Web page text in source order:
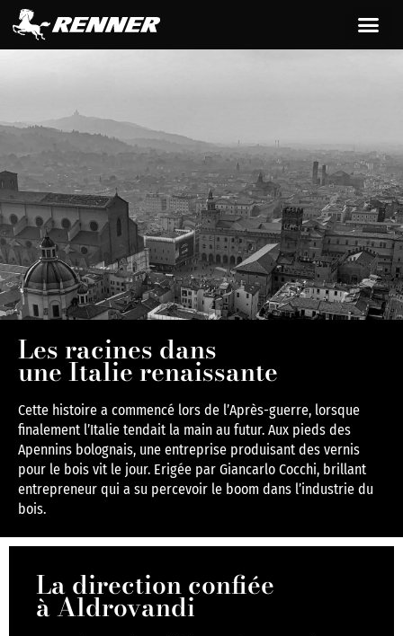
principal
Les racines dans
une Italie renaissante
Cette histoire a commencé lors de l’Après-guerre, lorsque
finalement l’Italie tendait la main au futur. Aux pieds des
Apennins bolognais, une entreprise produisant des vernis
pour le bois vit le jour. Erigée par Giancarlo Cocchi, brillant
entrepreneur qui a su percevoir le boom dans l’industrie du
bois.
La direction confiée
à Aldrovandi